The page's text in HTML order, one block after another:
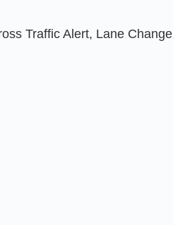
Traffic Alert, Lane Change